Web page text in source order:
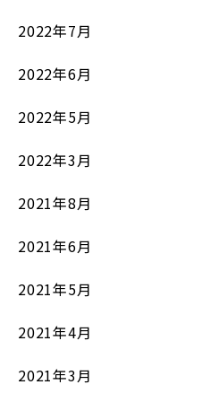
2022年7月
2022年6月
2022年5月
2022年3月
2021年8月
2021年6月
2021年5月
2021年4月
2021年3月